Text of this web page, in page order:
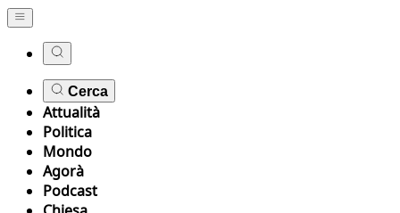
Cerca
Attualità
Politica
Mondo
Agorà
Podcast